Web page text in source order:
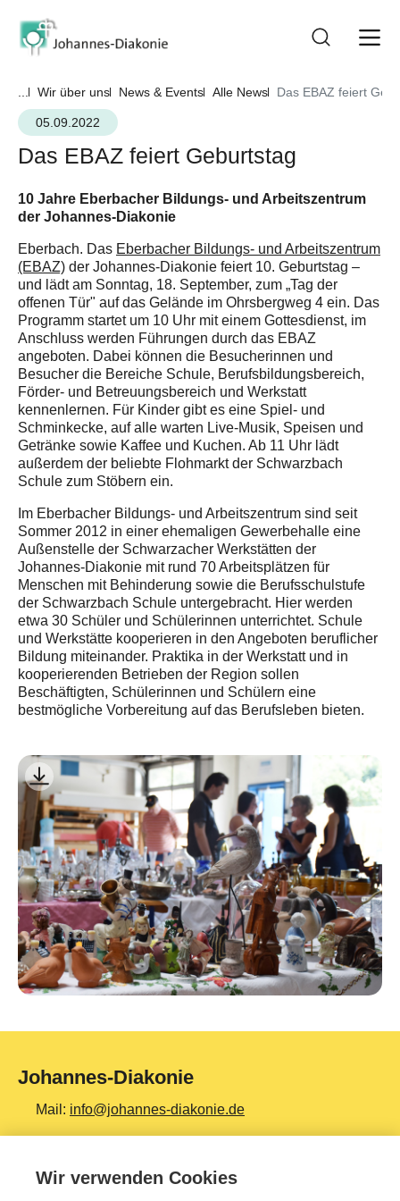
... Wir über uns News & Events Alle News
Das EBAZ feiert
05.09.2022
Das EBAZ feiert Geburtstag
10 Jahre Eberbacher Bildungs- und Arbeitszentrum
der Johannes-Diakonie
Eberbach. Das Eberbacher Bildungs- und Arbeitszentrum
(EBAZ)der Johannes-Diakonie feiert 10. Geburtstag –
und lädt am Sonntag, 18. September, zum „Tag der
offenen Tür" auf das Gelände im Ohrsbergweg 4 ein. Das
Programm startet um 10 Uhr mit einem Gottesdienst, im
Anschluss werden Führungen durch das EBAZ
angeboten. Dabei können die Besucherinnen und
Besucher die Bereiche Schule, Berufsbildungsbereich,
Förder- und Betreuungsbereich und Werkstatt
kennenlernen. Für Kinder gibt es eine Spiel- und
Schminkecke, auf alle warten Live-Musik, Speisen und
Getränke sowie Kaffee und Kuchen. Ab 11 Uhr lädt
außerdem der beliebte Flohmarkt der Schwarzbach
Schule zum Stöbern ein.
Im Eberbacher Bildungs- und Arbeitszentrum sind seit
Sommer 2012 in einer ehemaligen Gewerbehalle eine
Außenstelle der Schwarzacher Werkstätten der
Johannes-Diakonie mit rund 70 Arbeitsplätzen für
Menschen mit Behinderung sowie die Berufsschulstufe
der Schwarzbach Schule untergebracht. Hier werden
etwa 30 Schüler und Schülerinnen unterrichtet. Schule
und Werkstätte kooperieren in den Angeboten beruflicher
Bildung miteinander. Praktika in der Werkstatt und in
kooperierenden Betrieben der Region sollen
Beschäftigten, Schülerinnen und Schülern eine
bestmögliche Vorbereitung auf das Berufsleben bieten.
Johannes-Diakonie
Mail: info@johannes-diakonie.de
Tel:06261 - 88-0
Wir verwenden Cookies